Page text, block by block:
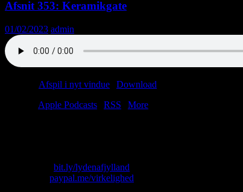
Afsnit 353: Keramikgate
01/02/2023 admin
Afspil i nyt vindue Download
Apple Podcasts RSS
More
bit.ly/lydenafjylland
paypal.me/virkelighed